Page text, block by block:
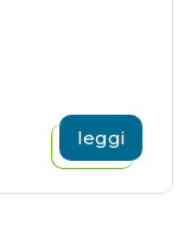
leggi